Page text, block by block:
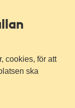
cookies, för att
ska